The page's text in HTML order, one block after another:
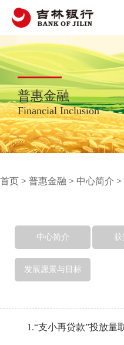
普惠金融
Financial Inclusion
首页 > 普惠金融 > 中心简介 >
中心简介 获
发展愿景与目标
1.“支小再贷款”投放量